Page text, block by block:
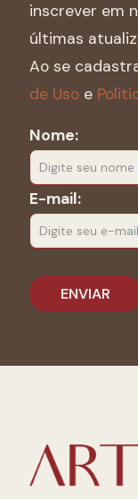
inscrever em
últimas
Ao se
de Uso e
Nome:
E-mail: